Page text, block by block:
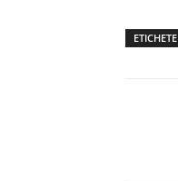
ETICHETE